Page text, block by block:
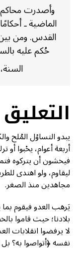
وأصدرت محاكم
الماضية ـ
القدس. ومن
حُكم عليه
التعليق
يبدو التساؤل المُلح
أربعة أعوام، يحْبوا
فيخشون أن يتركوه
ليقاوم، ولو اهتدى
مجاهدين منذ الصغر.
يَرهب العدو فيقوم
بلادنا؛ حيث قاموا
لا يرفضوا انقلابات
نفسه ﴿أتواصوا به؟